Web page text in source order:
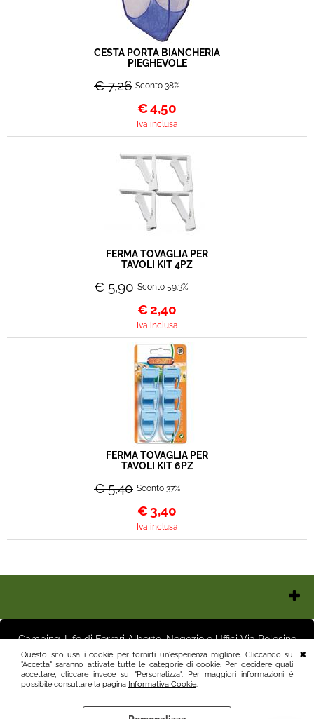
Questo sito usa i cookie per fornirti un'esperienza migliore. Cliccando su
"Accetta" saranno attivate tutte le categorie di cookie. Per decidere quali
accettare, cliccare invece su "Personalizza". Per maggiori informazioni è
possibile consultare la pagina Informativa Cookie.
CESTA PORTA BIANCHERIA
PIEGHEVOLE
€ 7,26 Sconto 38%
€4,50
Iva inclusa
FERMA TOVAGLIA PER
TAVOLI KIT 4PZ
€ 5,90 Sconto 59.3%
€2,40
Iva inclusa
FERMA TOVAGLIA PER
TAVOLI KIT 6PZ
€ 5,40 Sconto 37%
€ 3,40
Iva inclusa
Spedizioni
Recesso e Condizioni
Camping-Life di Ferrari Alberto, Negozio e Uffici Via Polesine
16 25125 Brescia (BS) Magazzino Via Friuli 3 25125 Brescia (BS)
Italia P.I.03411250982 info@camping-life.it tel.3887818400